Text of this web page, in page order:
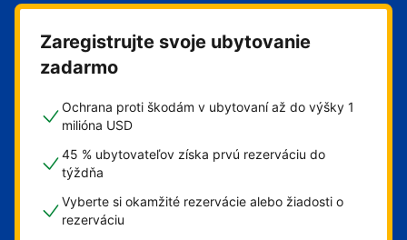
Zaregistrujte svoje ubytovanie
zadarmo
Ochrana proti škodám v ubytovaní až do výšky 1
milióna USD
45 % ubytovateľov získa prvú rezerváciu do
týždňa
Vyberte si okamžité rezervácie alebo žiadosti o
rezerváciu